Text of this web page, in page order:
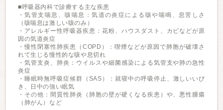
■呼吸器内科で診療する主な疾患
・気管支喘息、咳喘息：気道の炎症による咳や喘鳴、息苦しさ
（咳喘息は激しい咳のみ）
・アレルギー性呼吸器疾患：花粉、ハウスダスト、カビなどが原
因の気道炎症
・慢性閉塞性肺疾患（COPD）：喫煙などが原因で肺胞が破壊さ
れて生じる慢性的な咳や息切れ
・気管支炎、肺炎：ウイルスや細菌感染による気管支や肺の急性
炎症
・睡眠時無呼吸症候群（SAS）：就寝中の呼吸停止、激しいいび
き、日中の強い眠気
・その他：間質性肺炎（肺胞の壁が硬くなる疾患）や、悪性腫瘍
（肺がん）など